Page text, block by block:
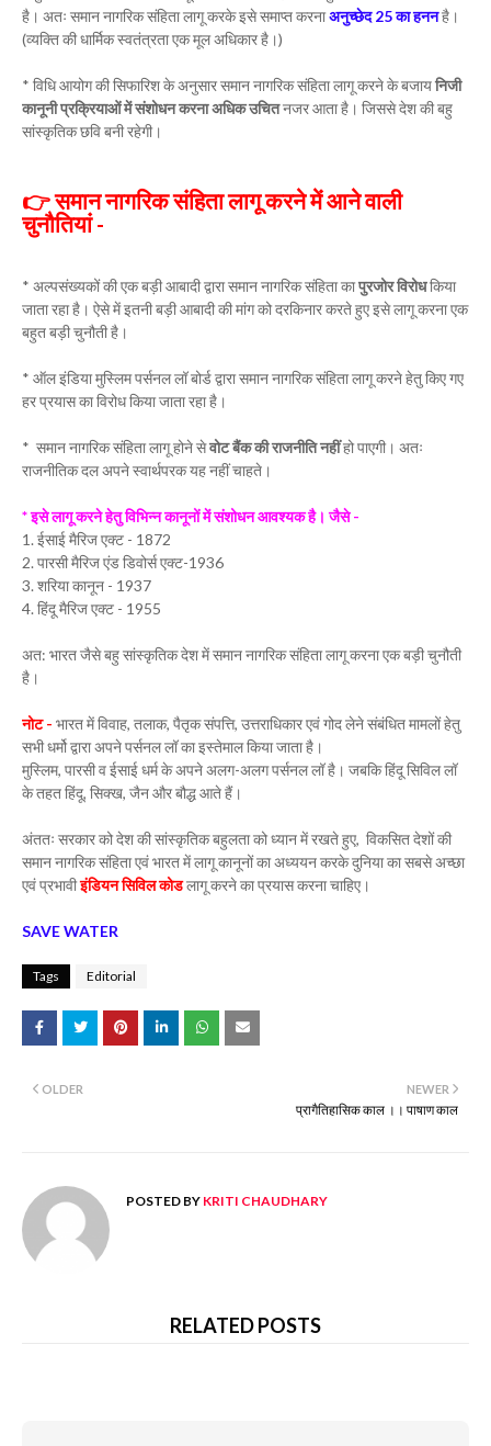
है। अतः समान नागरिक संहिता लागू करके इसे समाप्त करनाअनुच्छेद 25 का हननहै।
(व्यक्ति की धार्मिक स्वतंत्रता एक मूल अधिकार है।)
* विधि आयोग की सिफारिश के अनुसार समान नागरिक संहिता लागू करने के बजायनिजी
कानूनी प्रक्रियाओं में संशोधन करना अधिक उचितनजर आता है। जिससे देश की बहु
सांस्कृतिक छवि बनी रहेगी।
👉 समान नागरिक संहिता लागू करने में आने वाली
चुनौतियां -
* अल्पसंख्यकों की एक बड़ी आबादी द्वारा समान नागरिक संहिता कापुरजोर विरोधकिया
जाता रहा है। ऐसे में इतनी बड़ी आबादी की मांग को दरकिनार करते हुए इसे लागू करना एक
बहुत बड़ी चुनौती है।
* ऑल इंडिया मुस्लिम पर्सनल लॉ बोर्ड द्वारा समान नागरिक संहिता लागू करने हेतु किए गए
हर प्रयास का विरोध किया जाता रहा है।
* समान नागरिक संहिता लागू होने सेवोट बैंक की राजनीति नहींहो पाएगी। अतः
राजनीतिक दल अपने स्वार्थपरक यह नहीं चाहते।
* इसे लागू करने हेतु विभिन्न कानूनों में संशोधन आवश्यक है। जैसे -
1. ईसाई मैरिज एक्ट - 1872
2. पारसी मैरिज एंड डिवोर्स एक्ट-1936
3. शरिया कानून - 1937
4. हिंदू मैरिज एक्ट - 1955
अत: भारत जैसे बहु सांस्कृतिक देश में समान नागरिक संहिता लागू करना एक बड़ी चुनौती
है।
नोट - भारत में विवाह, तलाक, पैतृक संपत्ति, उत्तराधिकार एवं गोद लेने संबंधित मामलों हेतु
सभी धर्मो द्वारा अपने पर्सनल लॉ का इस्तेमाल किया जाता है।
मुस्लिम, पारसी व ईसाई धर्म के अपने अलग-अलग पर्सनल लॉ है। जबकि हिंदू सिविल लॉ
के तहत हिंदू, सिक्ख, जैन और बौद्ध आते हैं।
अंततः सरकार को देश की सांस्कृतिक बहुलता को ध्यान में रखते हुए, विकसित देशों की
समान नागरिक संहिता एवं भारत में लागू कानूनों का अध्ययन करके दुनिया का सबसे अच्छा
एवं प्रभावीइंडियन सिविल कोडलागू करने का प्रयास करना चाहिए।
SAVE WATER
Tags Editorial
NEWER
प्रागैतिहासिक काल ।। पाषाण काल
OLDER
POSTED BY KRITI CHAUDHARY
RELATED POSTS